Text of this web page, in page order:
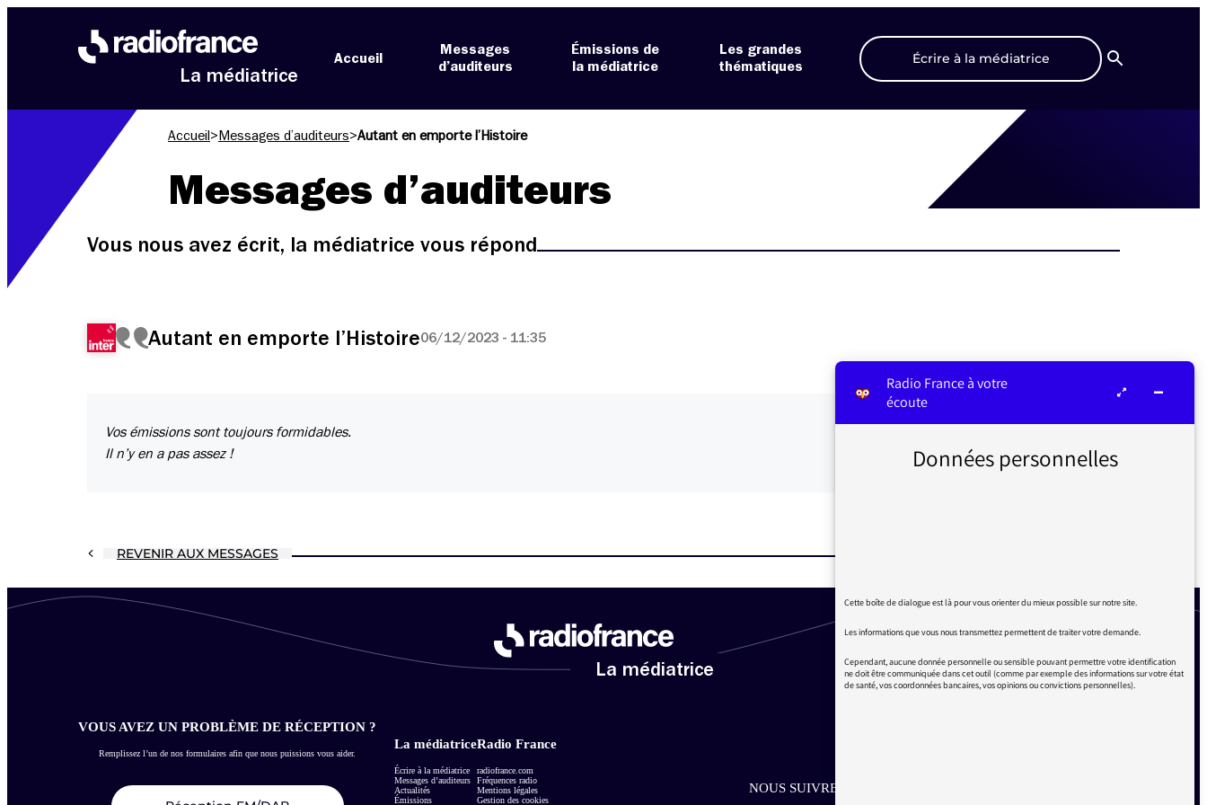
La médiatrice
Accueil
Messages
d’auditeurs
Émissions de
la médiatrice
Les grandes
thématiques
Écrire à la médiatrice
Recherche
Accueil > Messages d’auditeurs>Autant en emporte l’Histoire
Messages d’auditeurs
Vous nous avez écrit, la médiatrice vous répond
Autant en emporte l’Histoire06/12/2023 - 11:35
Vos émissions sont toujours formidables.
Il n’y en a pas assez !
REVENIR AUX MESSAGES
La médiatrice
VOUS AVEZ UN PROBLÈME DE RÉCEPTION ?
Remplissez l’un de nos formulaires afin que nous puissions vous aider.
La médiatrice
Écrire à la médiatrice
Messages d’auditeurs
Actualités
Émissions
Radio France
radiofrance.com
Fréquences radio
Mentions légales
Gestion des cookies
NOUS SUIVRE SUR LES RÉSEAUX
Radio France à votre
écoute
Données personnelles
Cette boîte de dialogue est là pour vous orienter du mieux possible sur notre site.
Les informations que vous nous transmettez permettent de traiter votre demande.
Cependant, aucune donnée personnelle ou sensible pouvant permettre votre identification
ne doit être communiquée dans cet outil (comme par exemple des informations sur votre état
de santé, vos coordonnées bancaires, vos opinions ou convictions personnelles).